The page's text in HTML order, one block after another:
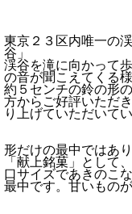
東京２３区内唯一の
谷」
渓谷を滝に向かって
の音が聞こえてくる
約５センチの鈴の形
方からご好評いただ
り上げていただいてい
形だけの最中ではあり
「献上銘菓」として
口サイズであきのこ
最中です。甘いもの